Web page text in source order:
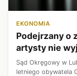
EKONOMIA
Podejrzany o
artysty nie
Sąd Okręgowy w
letniego obywatela